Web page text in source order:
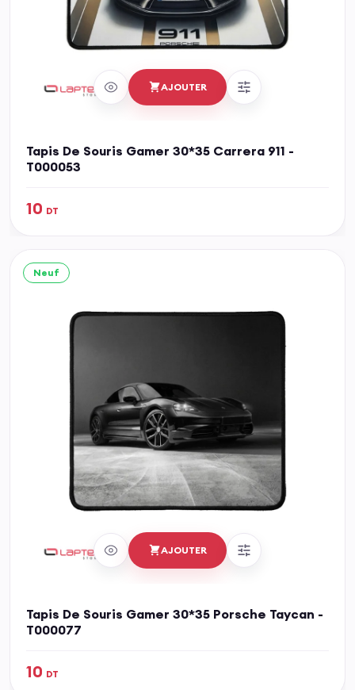
AJOUTER
Tapis De Souris Gamer 30*35 Carrera 911 -
T000053
10 DT
Neuf
AJOUTER
Tapis De Souris Gamer 30*35 Porsche Taycan -
T000077
10 DT